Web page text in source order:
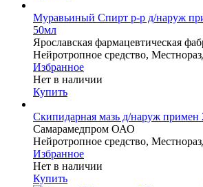
Муравьиный Спирт р-р д/наруж
50мл
Ярославская фармацевтическая
Нейротропное средство,
Избранное
Нет в наличии
Купить
Скипидарная мазь д/наруж примен
Самарамедпром ОАО
Нейротропное средство,
Избранное
Нет в наличии
Купить